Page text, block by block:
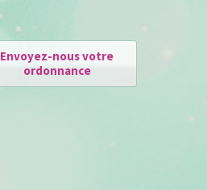
Envoyez-nous votre
ordonnance